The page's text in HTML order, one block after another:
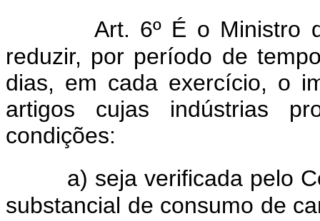
Art. 6º É o Ministro
reduzir, por período de
dias, em cada exercício, o
artigos cujas indústrias
condições:
a) seja verificada pelo
substancial de consumo de